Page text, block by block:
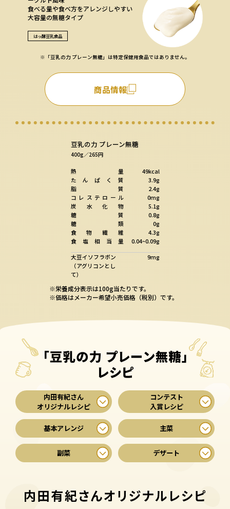
食べる量や食べ方をアレンジしやすい
大容量の無糖タイプ
はっ酵豆乳食品
※「豆乳の力 プレーン無糖」は特定保健用食品ではありません。
商品情報
豆乳の力 プレーン無糖
400g／265円
熱 量
49kcal
た
ん ぱ く 質
3.9g
脂
質
2.4g
コ レ ス テ ロ ー ル
0mg
炭
水 化 物
5.1g
糖
質
0.8g
糖
類
0g
食
物 繊 維
4.3g
食
塩 相 当 量 0.04~0.09g
大豆イソフラボン
（アグリコンとし
て）
9mg
※栄養成分表示は100g当たりです。
※価格はメーカー希望小売価格（税別）です。
内田有紀さん
オリジナルレシピ
コンテスト
入賞レシピ
基本アレンジ 主菜
副菜 デザート